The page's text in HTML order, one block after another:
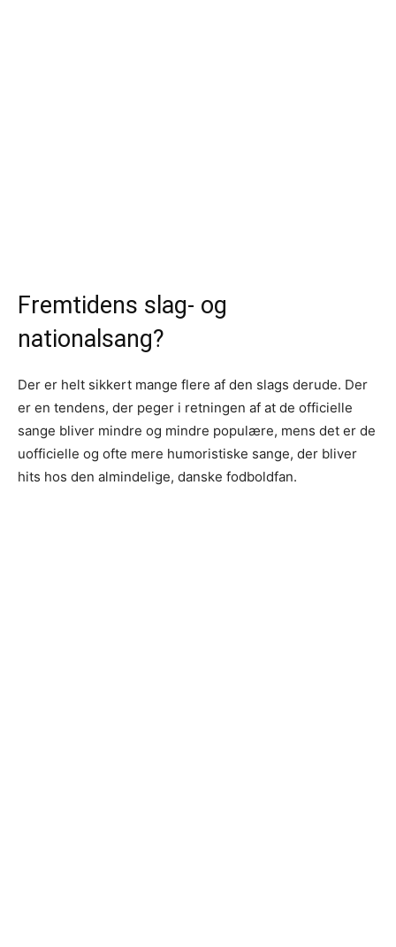
Fremtidens slag- og
nationalsang?
Der er helt sikkert mange flere af den slags derude. Der
er en tendens, der peger i retningen af at de officielle
sange bliver mindre og mindre populære, mens det er de
uofficielle og ofte mere humoristiske sange, der bliver
hits hos den almindelige, danske fodboldfan.